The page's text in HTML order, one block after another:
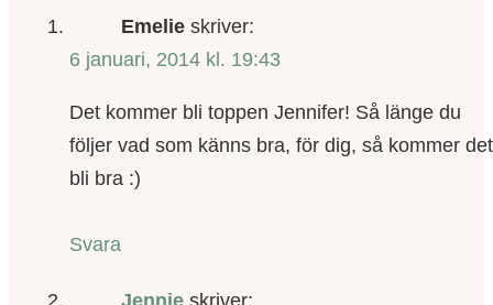
Emelie skriver:
6 januari, 2014 kl. 19:43
Det kommer bli toppen Jennifer! Så länge du
följer vad som känns bra, för dig, så kommer det
bli bra :)
Svara